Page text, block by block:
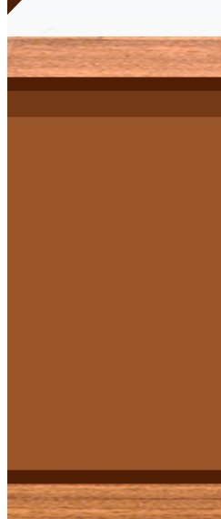
Redaktionelle Bilder
Redaktionelle Ereignisse